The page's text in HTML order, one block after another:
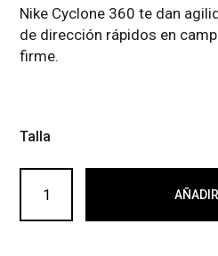
Nike Cyclone 360 te dan
de dirección rápidos en
firme.
Talla
NIKE PHANTOM LUNA GX2